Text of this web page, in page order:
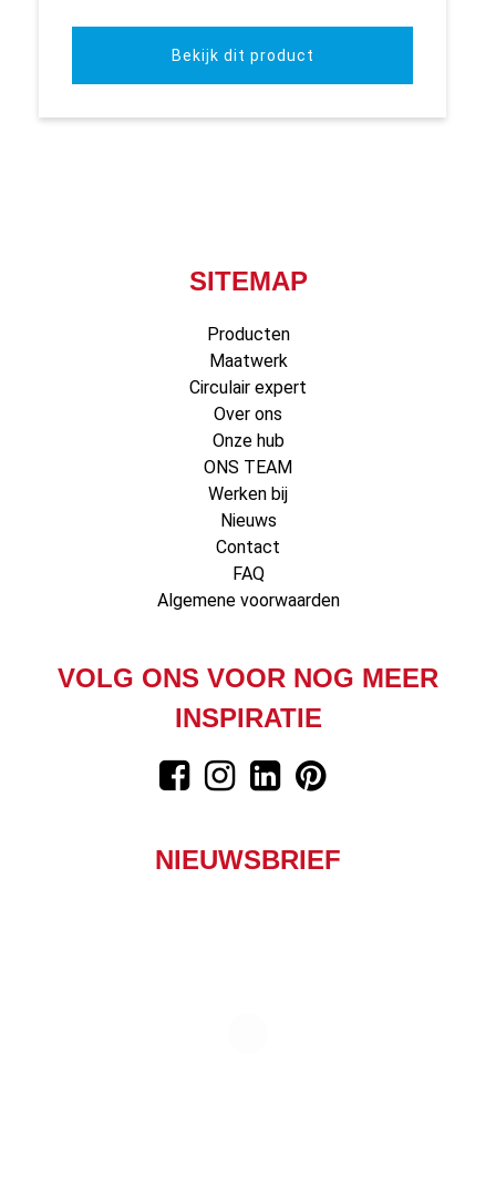
Bekijk dit product
SITEMAP
Producten
Maatwerk
Circulair expert
Over ons
Onze hub
ONS TEAM
Werken bij
Nieuws
Contact
FAQ
Algemene voorwaarden
VOLG ONS VOOR NOG MEER
INSPIRATIE
NIEUWSBRIEF